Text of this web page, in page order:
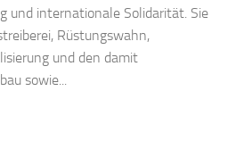
und internationale Solidarität. Sie
Rüstungswahn,
und den damit
sowie...